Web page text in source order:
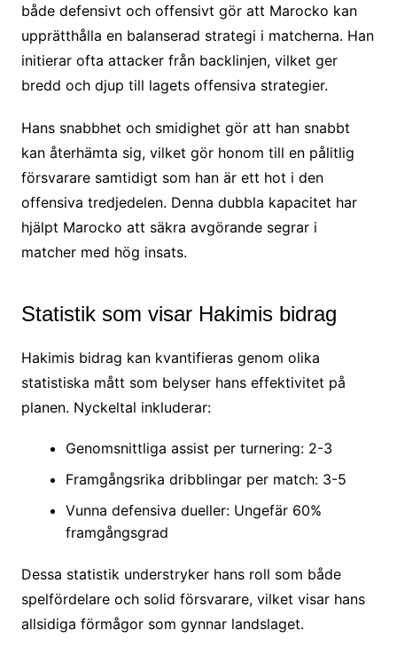
både defensivt och offensivt gör att Marocko kan
upprätthålla en balanserad strategi i matcherna. Han
initierar ofta attacker från backlinjen, vilket ger
bredd och djup till lagets offensiva strategier.
Hans snabbhet och smidighet gör att han snabbt
kan återhämta sig, vilket gör honom till en pålitlig
försvarare samtidigt som han är ett hot i den
offensiva tredjedelen. Denna dubbla kapacitet har
hjälpt Marocko att säkra avgörande segrar i
matcher med hög insats.
Statistik som visar Hakimis bidrag
Hakimis bidrag kan kvantifieras genom olika
statistiska mått som belyser hans effektivitet på
planen. Nyckeltal inkluderar:
Genomsnittliga assist per turnering: 2-3
Framgångsrika dribblingar per match: 3-5
Vunna defensiva dueller: Ungefär 60%
framgångsgrad
Dessa statistik understryker hans roll som både
spelfördelare och solid försvarare, vilket visar hans
allsidiga förmågor som gynnar landslaget.